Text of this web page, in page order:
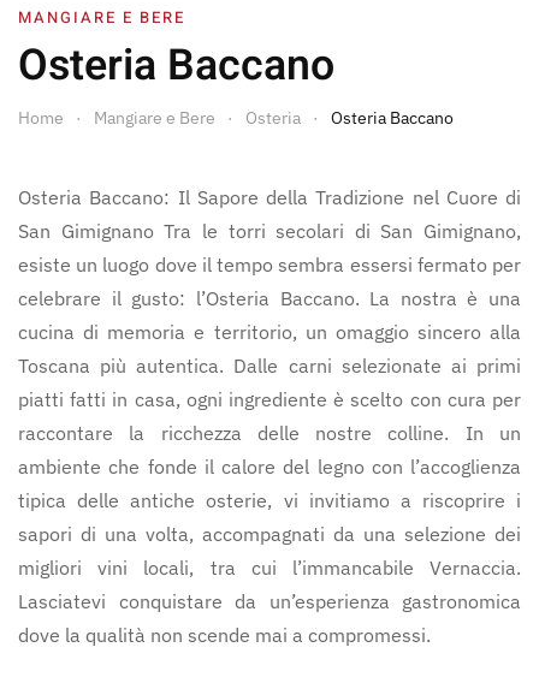
MANGIARE E BERE
Osteria Baccano
Home Mangiare e Bere Osteria Osteria Baccano
Osteria Baccano: Il Sapore della Tradizione nel Cuore di
San Gimignano Tra le torri secolari di San Gimignano,
esiste un luogo dove il tempo sembra essersi fermato per
celebrare il gusto: l’Osteria Baccano. La nostra è una
cucina di memoria e territorio, un omaggio sincero alla
Toscana più autentica. Dalle carni selezionate ai primi
piatti fatti in casa, ogni ingrediente è scelto con cura per
raccontare la ricchezza delle nostre colline. In un
ambiente che fonde il calore del legno con l’accoglienza
tipica delle antiche osterie, vi invitiamo a riscoprire i
sapori di una volta, accompagnati da una selezione dei
migliori vini locali, tra cui l’immancabile Vernaccia.
Lasciatevi conquistare da un’esperienza gastronomica
dove la qualità non scende mai a compromessi.